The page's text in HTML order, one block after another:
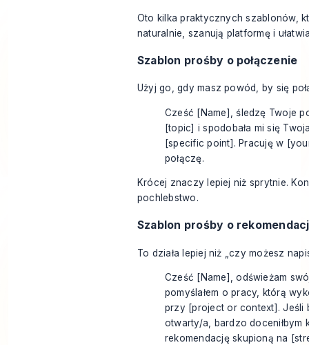
Oto kilka praktycznych szablonów,
naturalnie, szanują platformę i
Szablon prośby o połączenie
Użyj go, gdy masz powód, by się
Cześć [Name], śledzę Twoje
[topic] i spodobała mi się
[specific point]. Pracuję w
połączę.
Krócej znaczy lepiej niż sprytnie.
pochlebstwo.
Szablon prośby o
To działa lepiej niż „czy możesz
Cześć [Name], odświeżam
pomyślałem o pracy, którą
przy [project or context]. Jeśli
otwarty/a, bardzo doceniłbym
rekomendację skupioną na